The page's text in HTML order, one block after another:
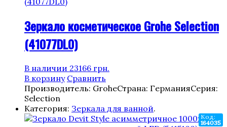
Зеркало косметическое Grohe Selection
(41077DL0)
В наличии 23166 грн.
В корзину Сравнить
Производитель: GroheСтрана: ГерманияСерия:
Selection
Категория: Зеркала для ванной.
Код:
164035